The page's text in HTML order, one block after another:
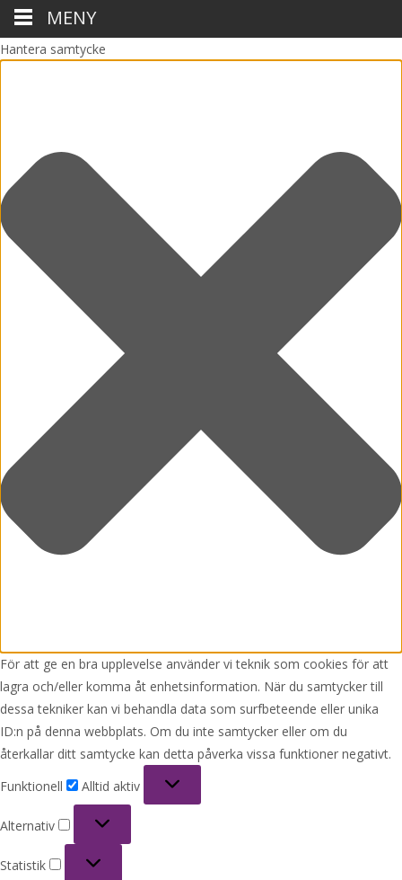
Hantera samtycke
För att ge en bra upplevelse använder vi teknik som cookies för att
lagra och/eller komma åt enhetsinformation. När du samtycker till
dessa tekniker kan vi behandla data som surfbeteende eller unika
ID:n på denna webbplats. Om du inte samtycker eller om du
återkallar ditt samtycke kan detta påverka vissa funktioner negativt.
Funktionell
Alltid aktiv
Alternativ
Statistik
MENY